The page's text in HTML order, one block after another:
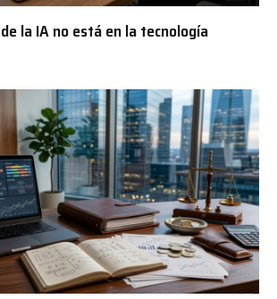
la IA no está en la tecnología